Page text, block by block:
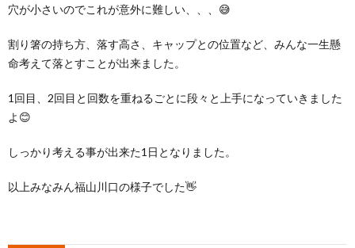
穴が小さいのでこれが意外に難しい、、、😅
割り箸の持ち方、落す高さ、キャップとの位置など、みんな一生懸
命考えて落とすことが出来ました。
1回目、2回目と回数を重ねるごとに段々と上手になっていきました
よ😊
しっかり考える事が出来た1日となりました。
以上みなみん福山川口の様子でした👋